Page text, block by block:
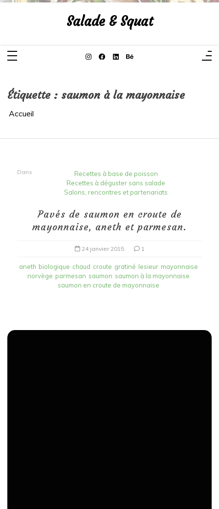
Aller
Salade & Squat
Étiquette : saumon à la mayonnaise
Accueil
Dans
Recettes à base de poisson
Recettes à déguster sans salade
Salons, rencontres et partenariats
Pavés de saumon en croute de
mayonnaise, aneth et parmesan.
24 janvier 2015 1
aneth biologique chaud croute gratiné lesieur mayonnaise
norvège parmesan saumon saumon à la mayonnaise
saumon en croute de mayonnaise